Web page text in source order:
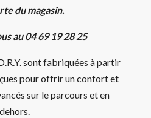
du magasin.
au 04 69 19 28 25
sont fabriquées à partir
pour offrir un confort et
sur le parcours et en
dehors.